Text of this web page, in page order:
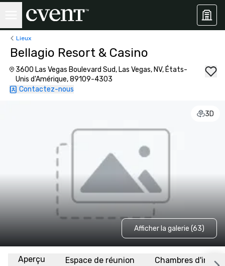
Lieux
Bellagio Resort & Casino
3600 Las Vegas Boulevard Sud, Las Vegas, NV, États-
Unis d'Amérique, 89109-4303
Contactez-nous
3D
Afficher la galerie (63)
Aperçu Espace de réunion Chambres